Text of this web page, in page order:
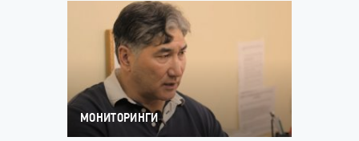
МОНИТОРИНГИ